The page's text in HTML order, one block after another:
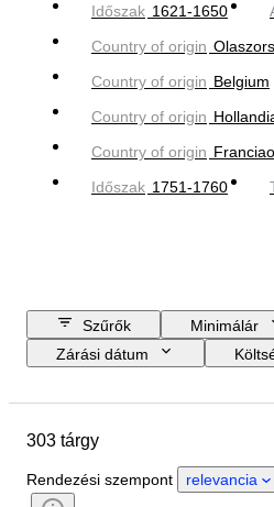
Időszak 1621-1650
Country of origin
Country of origin Belgium
Country of origin
Country of origin
Időszak 1751-1760
Szűrők
Minimálár
Zárási dátum
Anyag
Technika
Kötés
Kiadás
303 tárgy
Rendezési szempont relevancia